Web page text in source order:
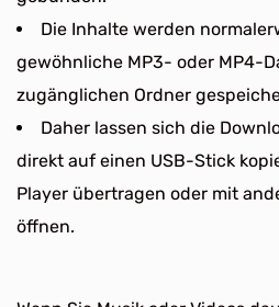
Die Inhalte werden
gewöhnliche MP3- oder MP4-
zugänglichen Ordner
Daher lassen sich die
direkt auf einen USB-Stick
Player übertragen oder mit
öffnen.